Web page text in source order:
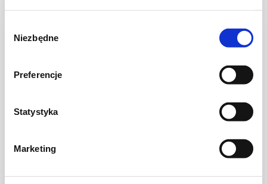
zgody
Niezbędne
Preferencje
Statystyka
Marketing
NALEŚNIKI I PLACKI